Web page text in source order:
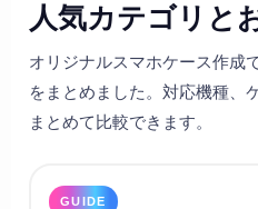
人気カテゴリと
オリジナルスマホケース作成
をまとめました。対応機種、
まとめて比較できます。
GUIDE